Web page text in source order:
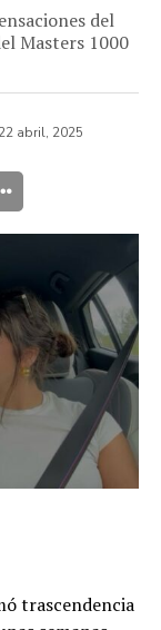
del
Masters 1000
22 abril, 2025
trascendencia